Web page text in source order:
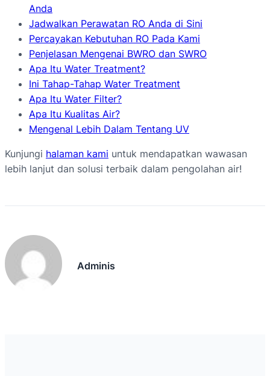
Anda
Jadwalkan Perawatan RO Anda di Sini
Percayakan Kebutuhan RO Pada Kami
Penjelasan Mengenai BWRO dan SWRO
Apa Itu Water Treatment?
Ini Tahap-Tahap Water Treatment
Apa Itu Water Filter?
Apa Itu Kualitas Air?
Mengenal Lebih Dalam Tentang UV
Kunjungi halaman kami untuk mendapatkan wawasan
lebih lanjut dan solusi terbaik dalam pengolahan air!
Adminis